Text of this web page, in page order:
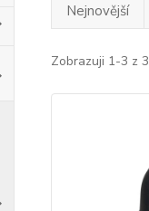
Nejnovější
Zobrazuji 1-3 z 3